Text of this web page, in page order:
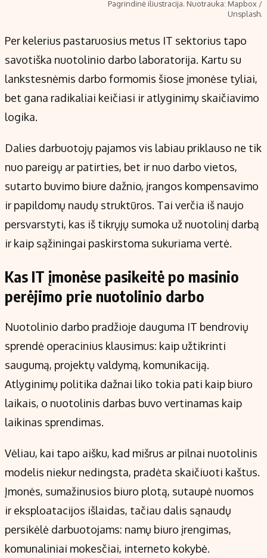
Indėlių palūkanos
Pagrindinė iliustracija. Nuotrauka: Mapbox /
Unsplash.
Per kelerius pastaruosius metus IT sektorius tapo
savotiška nuotolinio darbo laboratorija. Kartu su
lankstesnėmis darbo formomis šiose įmonėse tyliai,
bet gana radikaliai keičiasi ir atlyginimų skaičiavimo
logika.
Dalies darbuotojų pajamos vis labiau priklauso ne tik
nuo pareigų ar patirties, bet ir nuo darbo vietos,
sutarto buvimo biure dažnio, įrangos kompensavimo
ir papildomų naudų struktūros. Tai verčia iš naujo
persvarstyti, kas iš tikrųjų sumoka už nuotolinį darbą
ir kaip sąžiningai paskirstoma sukuriama vertė.
Kas IT įmonėse pasikeitė po masinio
perėjimo prie nuotolinio darbo
Nuotolinio darbo pradžioje dauguma IT bendrovių
sprendė operacinius klausimus: kaip užtikrinti
saugumą, projektų valdymą, komunikaciją.
Atlyginimų politika dažnai liko tokia pati kaip biuro
laikais, o nuotolinis darbas buvo vertinamas kaip
laikinas sprendimas.
Vėliau, kai tapo aišku, kad mišrus ar pilnai nuotolinis
modelis niekur nedingsta, pradėta skaičiuoti kaštus.
Įmonės, sumažinusios biuro plotą, sutaupė nuomos
ir eksploatacijos išlaidas, tačiau dalis sąnaudų
persikėlė darbuotojams: namų biuro įrengimas,
komunaliniai mokesčiai, interneto kokybė.